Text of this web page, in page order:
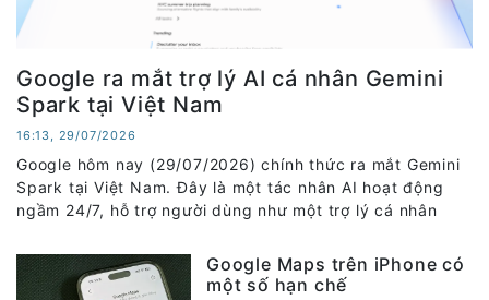
Google ra mắt trợ lý AI cá nhân Gemini
Spark tại Việt Nam
16:13, 29/07/2026
Google hôm nay (29/07/2026) chính thức ra mắt Gemini
Spark tại Việt Nam. Đây là một tác nhân AI hoạt động
ngầm 24/7, hỗ trợ người dùng như một trợ lý cá nhân
Google Maps trên iPhone có
một số hạn chế